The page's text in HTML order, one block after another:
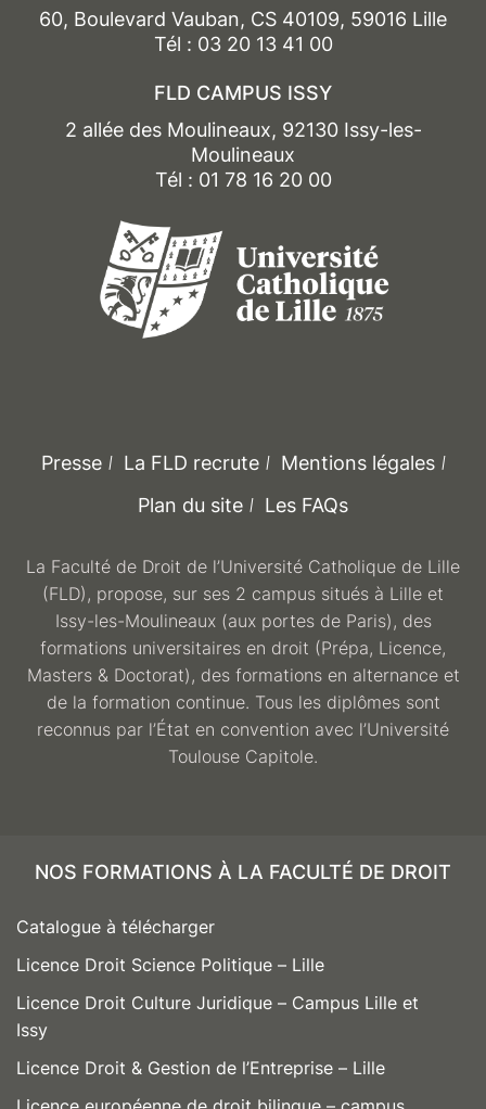
60, Boulevard Vauban, CS 40109, 59016 Lille
Tél : 03 20 13 41 00
FLD CAMPUS ISSY
2 allée des Moulineaux, 92130 Issy-les-
Moulineaux
Tél : 01 78 16 20 00
Presse La FLD recrute
Mentions légales
Plan du site
Les FAQs
La Faculté de Droit de l’Université Catholique de Lille
(FLD), propose, sur ses 2 campus situés à Lille et
Issy-les-Moulineaux (aux portes de Paris), des
formations universitaires en droit (Prépa, Licence,
Masters & Doctorat), des formations en alternance et
de la formation continue. Tous les diplômes sont
reconnus par l’État en convention avec l’Université
Toulouse Capitole.
NOS FORMATIONS À LA FACULTÉ DE DROIT
Catalogue à télécharger
Licence Droit Science Politique – Lille
Licence Droit Culture Juridique – Campus Lille et
Issy
Licence Droit & Gestion de l’Entreprise – Lille